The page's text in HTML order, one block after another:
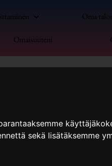
sekä lisätäksemme
Oma
Omaisuuteni